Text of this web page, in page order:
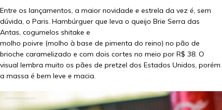
Entre os lançamentos, a maior novidade e estrela da vez é, sem
dúvida, o Paris. Hambúrguer que leva o queijo Brie Serra das
Antas, cogumelos shitake e
molho poivre (molho à base de pimenta do reino) no pão de
brioche caramelizado e com dois cortes no meio por R$ 38. O
visual lembra muito os pães de pretzel dos Estados Unidos, porém
a massa é bem leve e macia.